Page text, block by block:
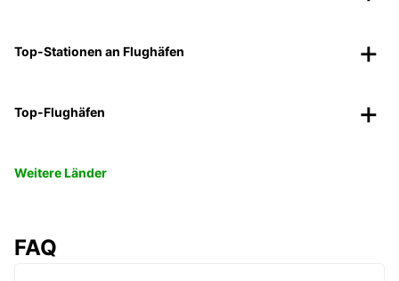
Top-Stationen an Flughäfen
Top-Flughäfen
Weitere Länder
FAQ